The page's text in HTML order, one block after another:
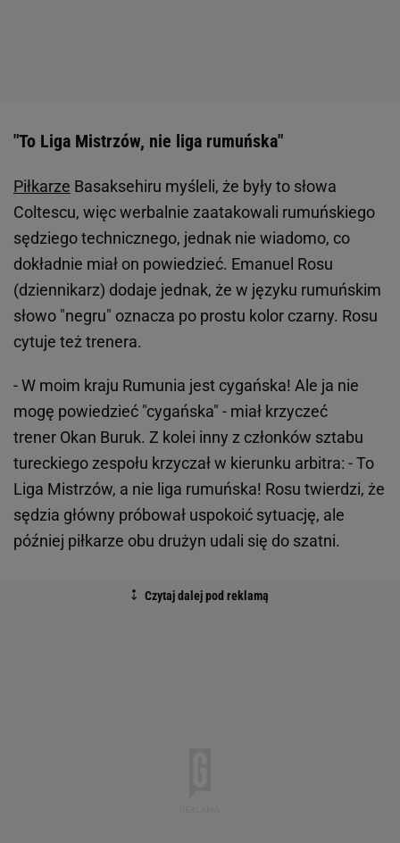
"To Liga Mistrzów, nie liga rumuńska"
Piłkarze Basaksehiru myśleli, że były to słowa
Coltescu, więc werbalnie zaatakowali rumuńskiego
sędziego technicznego, jednak nie wiadomo, co
dokładnie miał on powiedzieć. Emanuel Rosu
(dziennikarz) dodaje jednak, że w języku rumuńskim
słowo "negru" oznacza po prostu kolor czarny. Rosu
cytuje też trenera.
- W moim kraju Rumunia jest cygańska! Ale ja nie
mogę powiedzieć "cygańska" - miał krzyczeć
trener Okan Buruk. Z kolei inny z członków sztabu
tureckiego zespołu krzyczał w kierunku arbitra: - To
Liga Mistrzów, a nie liga rumuńska! Rosu twierdzi, że
sędzia główny próbował uspokoić sytuację, ale
później piłkarze obu drużyn udali się do szatni.